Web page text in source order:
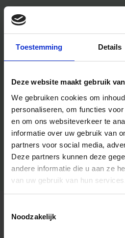
Toestemming Details
Deze website maakt gebruik
We gebruiken cookies om
personaliseren, om functies
en om ons websiteverkeer te
informatie over uw gebruik van
partners voor social media,
Deze partners kunnen deze
andere informatie die u aan ze
van uw gebruik van hun
Noodzakelijk
Algemene informatie